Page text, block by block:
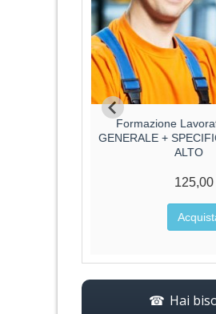
Formazione
GENERALE +
ALTO
125,00
Hai